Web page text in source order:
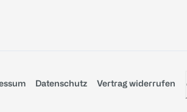
Datenschutz Vertrag widerrufen